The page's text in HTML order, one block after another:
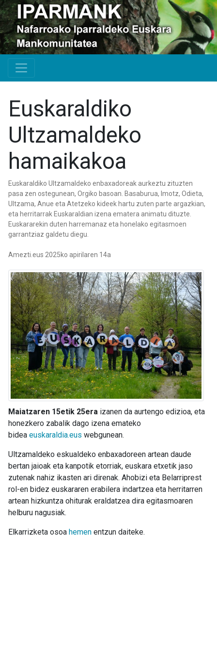
Euskaraldiko
Ultzamaldeko
hamaikakoa
Euskaraldiko Ultzamaldeko enbaxadoreak aurkeztu zituzten
pasa zen ostegunean, Orgiko basoan. Basaburua, Imotz, Odieta,
Ultzama, Anue eta Atetzeko kideek hartu zuten parte argazkian,
eta herritarrak Euskaraldian izena ematera animatu dituzte.
Euskararekin duten harremanaz eta honelako egitasmoen
garrantziaz galdetu diegu.
Amezti.eus 2025ko apirilaren 14a
Maiatzaren 15etik 25era izanen da aurtengo edizioa, eta
honezkero zabalik dago izena emateko
bidea euskaraldia.eus webgunean.
Ultzamaldeko eskualdeko enbaxadoreen artean daude
bertan jaioak eta kanpotik etorriak, euskara etxetik jaso
zutenak nahiz ikasten ari direnak. Ahobizi eta Belarriprest
rol-en bidez euskararen erabilera indartzea eta herritarren
artean hizkuntza ohiturak eraldatzea dira egitasmoaren
helburu nagusiak.
Elkarrizketa osoa hemen entzun daiteke.